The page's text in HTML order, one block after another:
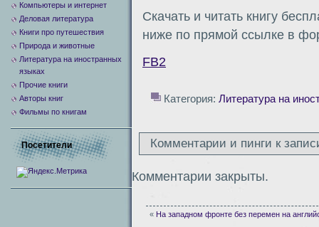
Скачать и читать книгу
ниже по прямой ссылке в
FB2
Категория: Литература на
Комментарии и пинги к
Комментарии закрыты.
« На западном фронте без перемен на
Компьютеры и интернет
Деловая литература
Книги про путешествия
Природа и животные
Литература на иностранных
языках
Прочие книги
Авторы книг
Фильмы по книгам
Посетители